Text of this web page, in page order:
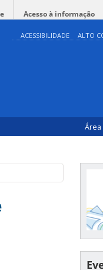
Acesso à informação
ACESSIBILIDADE ALTO
Área